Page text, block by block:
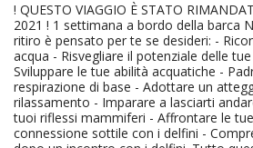
! QUESTO VIAGGIO È STATO
2021 ! 1 settimana a bordo della barca
ritiro è pensato per te se desideri: -
acqua - Risvegliare il potenziale delle
Sviluppare le tue abilità acquatiche -
respirazione di base - Adottare un
rilassamento - Imparare a lasciarti
tuoi riflessi mammiferi - Affrontare le
connessione sottile con i delfini -